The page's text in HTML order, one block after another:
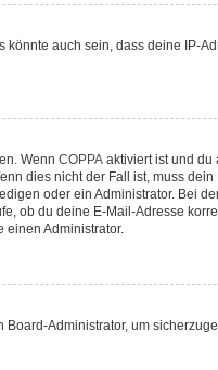
auch sein, dass deine IP-
Wenn COPPA aktiviert ist und du
dies nicht der Fall ist, muss dein
oder ein Administrator. Bei
ob du deine E-Mail-Adresse
einen Administrator.
Administrator, um